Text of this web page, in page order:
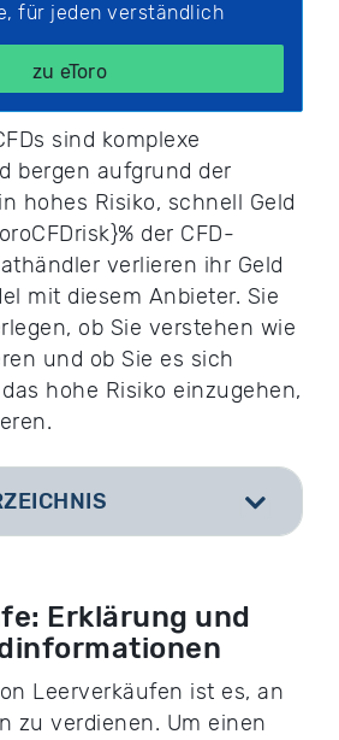
für jeden verständlich
zu eToro
sind komplexe
bergen aufgrund der
hohes Risiko, schnell Geld
der CFD-
verlieren ihr Geld
mit diesem Anbieter. Sie
ob Sie verstehen wie
und ob Sie es sich
hohe Risiko einzugehen,
Erklärung und
Leerverkäufen ist es, an
zu verdienen. Um einen